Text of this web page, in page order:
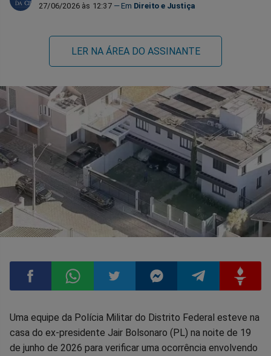
27/06/2026 às 12:37 Direito e Justiça
LER NA ÁREA DO ASSINANTE
Compartilhar
no
Compartilhar
no
Compartilhar
no
Compartilhar
no
Compartilhar
no
no
Uma equipe da Polícia Militar do Distrito Federal esteve na
casa do ex-presidente Jair Bolsonaro (PL) na noite de 19
de junho de 2026 para verificar uma ocorrência envolvendo